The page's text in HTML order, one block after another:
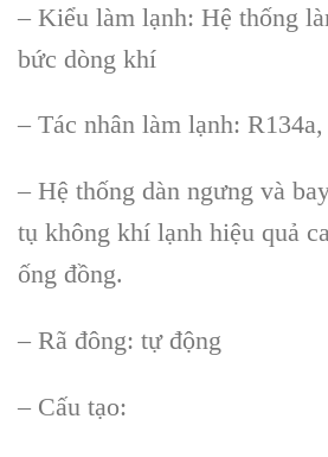
– Kiểu làm lạnh: Hệ thống l
bức dòng khí
– Tác nhân làm lạnh:
– Hệ thống dàn ngưng và
tụ không khí lạnh hiệu quả
ống đồng.
– Rã đông: tự động
– Cấu tạo: